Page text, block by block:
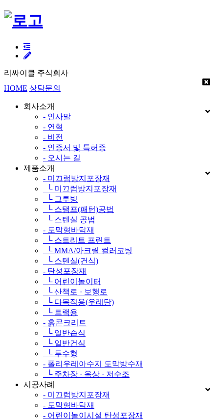
리싸이클 주식회사
HOME 상담문의
회사소개
- 인사말
- 연혁
- 비전
- 인증서 및 특허증
- 오시는 길
제품소개
- 미끄럼방지포장재
└ 미끄럼방지포장재
└ 그루빙
└ 스탬프(패턴)공법
└ 스텐실 공법
- 도막형바닥재
└ 스트리트 프린트
└ MMA/아크릴 컬러코팅
└ 스텐실(건식)
- 탄성포장재
└ 어린이놀이터
└ 산책로 · 보행로
└ 다목적용(우레탄)
└ 트랙용
- 흙콘크리트
└ 일반습식
└ 일반건식
└ 투수형
- 폴리우레아수지 도막방수재
└ 주차장 · 옥상 · 저수조
시공사례
- 미끄럼방지포장재
- 도막형바닥재
- 어린이놀이시설 탄성포장재